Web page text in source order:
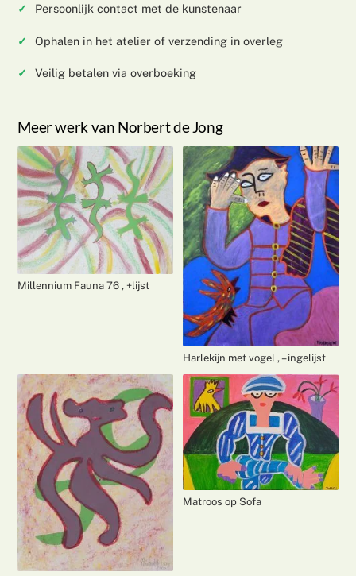
Persoonlijk contact met de kunstenaar
Ophalen in het atelier of verzending in overleg
Veilig betalen via overboeking
Meer werk van Norbert de Jong
Millennium Fauna 76 , +lijst
Harlekijn met vogel , – ingelijst
Matroos op Sofa